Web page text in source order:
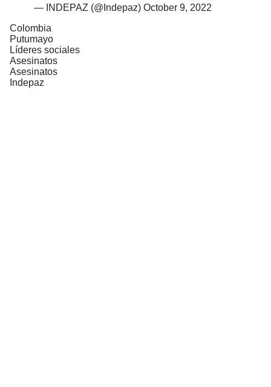
— INDEPAZ (@Indepaz) October 9, 2022
Colombia
Putumayo
Líderes sociales
Asesinatos
Asesinatos
Indepaz